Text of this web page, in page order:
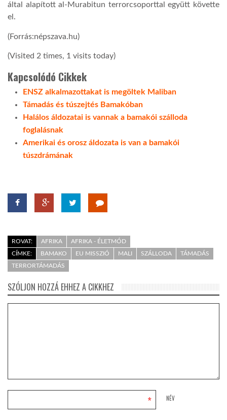
GLOBOBOOK
által alapított al-Murabitun terrorcsoporttal együtt követte
el.
(Forrás:népszava.hu)
(Visited 2 times, 1 visits today)
Kapcsolódó Cikkek
ENSZ alkalmazottakat is megöltek Maliban
Támadás és túszejtés Bamakóban
Halálos áldozatai is vannak a bamakói szálloda
foglalásnak
Amerikai és orosz áldozata is van a bamakói
túszdrámának
ROVAT: AFRIKA
AFRIKA - ÉLETMÓD
CÍMKE:
BAMAKO EU MISSZIÓ MALI SZÁLLODA
TÁMADÁS
TERRORTÁMADÁS
SZÓLJON HOZZÁ EHHEZ A CIKKHEZ
NÉV
*